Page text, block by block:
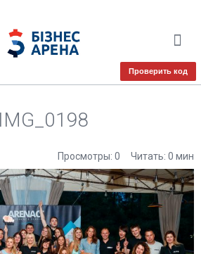
Проверить код
IMG_0198
Читать: 0 мин
Просмотры: 0